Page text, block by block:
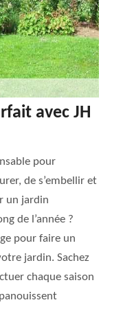
avec JH
pour
de s’embellir et
un jardin
de l’année ?
pour faire un
jardin. Sachez
chaque saison